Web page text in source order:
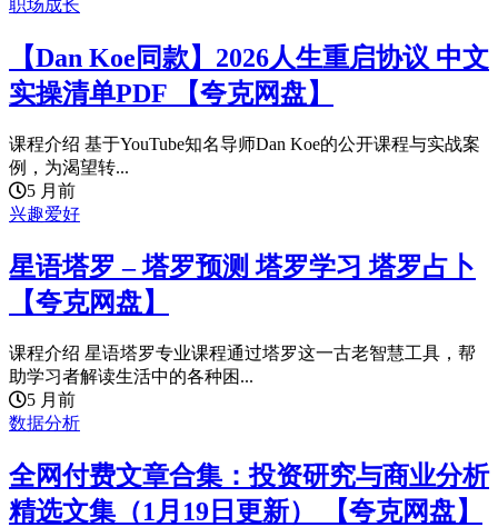
职场成长
【Dan Koe同款】2026人生重启协议 中文
实操清单PDF 【夸克网盘】
课程介绍 基于YouTube知名导师Dan Koe的公开课程与实战案
例，为渴望转...
5 月前
兴趣爱好
星语塔罗 – 塔罗预测 塔罗学习 塔罗占卜
【夸克网盘】
课程介绍 星语塔罗专业课程通过塔罗这一古老智慧工具，帮
助学习者解读生活中的各种困...
5 月前
数据分析
全网付费文章合集：投资研究与商业分析
精选文集（1月19日更新） 【夸克网盘】